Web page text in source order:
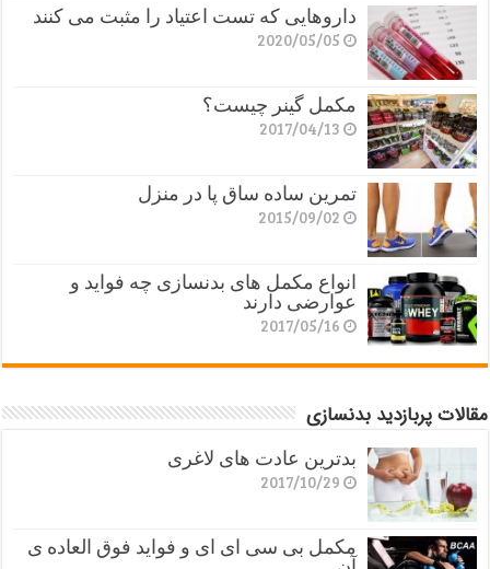
داروهایی که تست اعتیاد را مثبت می کنند
2020/05/05
مکمل گینر چیست؟
2017/04/13
تمرین ساده ساق پا در منزل
2015/09/02
انواع مکمل های بدنسازی چه فواید و
عوارضی دارند
2017/05/16
مقالات پربازدید بدنسازی
بدترین عادت های لاغری
2017/10/29
مکمل بی سی ای ای و فواید فوق العاده ی